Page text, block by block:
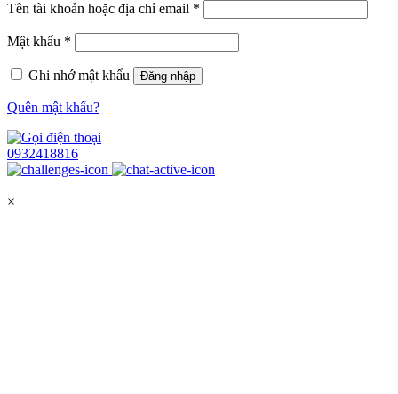
Tên tài khoản hoặc địa chỉ email *
buộc
Mật khẩu *
buộc
Ghi nhớ mật khẩu
Đăng nhập
Quên mật khẩu?
0932418816
×